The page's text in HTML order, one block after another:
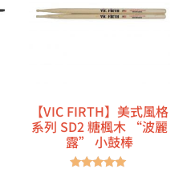
【VIC FIRTH】美式風格
系列 SD2 糖楓木 “波麗
露” 小鼓棒